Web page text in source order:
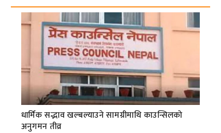
धार्मिक सद्भाव खल्बल्याउने सामग्रीमाथि काउन्सिलको
अनुगमन तीव्र